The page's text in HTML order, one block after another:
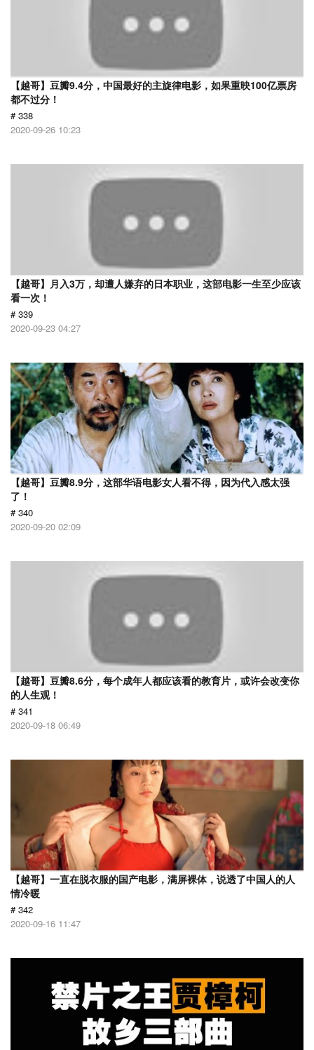
【越哥】豆瓣9.4分，中国最好的主旋律电影，如果重映100亿票房
都不过分！
# 338
2020-09-26 10:23
【越哥】月入3万，却遭人嫌弃的日本职业，这部电影一生至少应该
看一次！
# 339
2020-09-23 04:27
【越哥】豆瓣8.9分，这部华语电影女人看不得，因为代入感太强
了！
# 340
2020-09-20 02:09
【越哥】豆瓣8.6分，每个成年人都应该看的教育片，或许会改变你
的人生观！
# 341
2020-09-18 06:49
【越哥】一直在脱衣服的国产电影，满屏裸体，说透了中国人的人
情冷暖
# 342
2020-09-16 11:47